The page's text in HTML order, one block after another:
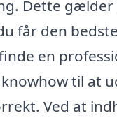
Dette gælder
får den
en
til at
Ved at